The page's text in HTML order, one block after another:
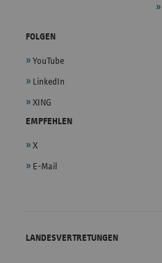
FOLGEN
YouTube
LinkedIn
XING
EMPFEHLEN
X
E-Mail
LANDESVERTRETUNGEN